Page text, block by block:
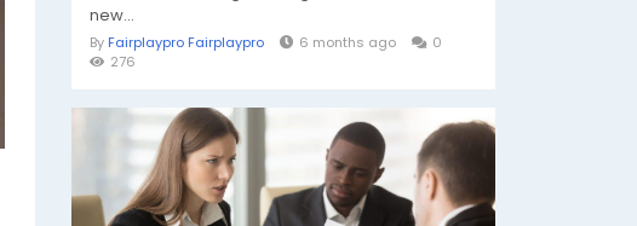
new...
By Fairplaypro Fairplaypro 6 months ago
0
276